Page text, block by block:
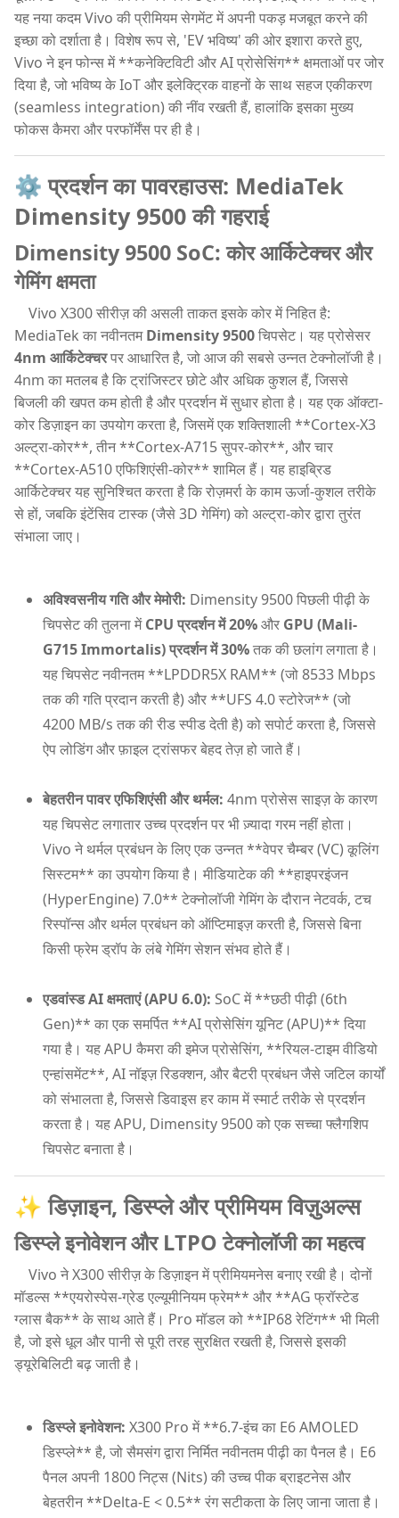
यह नया कदम Vivo की प्रीमियम सेगमेंट में अपनी पकड़ मजबूत करने की
इच्छा को दर्शाता है। विशेष रूप से, 'EV भविष्य' की ओर इशारा करते हुए,
Vivo ने इन फोन्स में **कनेक्टिविटी और AI प्रोसेसिंग** क्षमताओं पर जोर
दिया है, जो भविष्य के IoT और इलेक्ट्रिक वाहनों के साथ सहज एकीकरण
(seamless integration) की नींव रखती हैं, हालांकि इसका मुख्य
फोकस कैमरा और परफॉर्मेंस पर ही है।
⚙️ प्रदर्शन का पावरहाउस: MediaTek
Dimensity 9500 की गहराई
Dimensity 9500 SoC: कोर आर्किटेक्चर और
गेमिंग क्षमता
Vivo X300 सीरीज़ की असली ताकत इसके कोर में निहित है:
MediaTek का नवीनतमDimensity 9500चिपसेट। यह प्रोसेसर
4nm आर्किटेक्चरपर आधारित है, जो आज की सबसे उन्नत टेक्नोलॉजी है।
4nm का मतलब है कि ट्रांजिस्टर छोटे और अधिक कुशल हैं, जिससे
बिजली की खपत कम होती है और प्रदर्शन में सुधार होता है। यह एक ऑक्टा-
कोर डिज़ाइन का उपयोग करता है, जिसमें एक शक्तिशाली **Cortex-X3
अल्ट्रा-कोर**, तीन **Cortex-A715 सुपर-कोर**, और चार
**Cortex-A510 एफिशिएंसी-कोर** शामिल हैं। यह हाइब्रिड
आर्किटेक्चर यह सुनिश्चित करता है कि रोज़मर्रा के काम ऊर्जा-कुशल तरीके
से हों, जबकि इंटेंसिव टास्क (जैसे 3D गेमिंग) को अल्ट्रा-कोर द्वारा तुरंत
संभाला जाए।
अविश्वसनीय गति और मेमोरी: Dimensity 9500 पिछली पीढ़ी के
चिपसेट की तुलना मेंCPU प्रदर्शन में 20%और GPU (Mali-
G715 Immortalis) प्रदर्शन में 30%तक की छलांग लगाता है।
यह चिपसेट नवीनतम **LPDDR5X RAM** (जो 8533 Mbps
तक की गति प्रदान करती है) और **UFS 4.0 स्टोरेज** (जो
4200 MB/s तक की रीड स्पीड देती है) को सपोर्ट करता है, जिससे
ऐप लोडिंग और फ़ाइल ट्रांसफर बेहद तेज़ हो जाते हैं।
बेहतरीन पावर एफिशिएंसी और थर्मल: 4nm प्रोसेस साइज़ के कारण
यह चिपसेट लगातार उच्च प्रदर्शन पर भी ज़्यादा गरम नहीं होता।
Vivo ने थर्मल प्रबंधन के लिए एक उन्नत **वेपर चैम्बर (VC) कूलिंग
सिस्टम** का उपयोग किया है। मीडियाटेक की **हाइपरइंजन
(HyperEngine) 7.0** टेक्नोलॉजी गेमिंग के दौरान नेटवर्क, टच
रिस्पॉन्स और थर्मल प्रबंधन को ऑप्टिमाइज़ करती है, जिससे बिना
किसी फ्रेम ड्रॉप के लंबे गेमिंग सेशन संभव होते हैं।
एडवांस्ड AI क्षमताएं (APU 6.0): SoC में **छठी पीढ़ी (6th
Gen)** का एक समर्पित **AI प्रोसेसिंग यूनिट (APU)** दिया
गया है। यह APU कैमरा की इमेज प्रोसेसिंग, **रियल-टाइम वीडियो
एन्हांसमेंट**, AI नॉइज़ रिडक्शन, और बैटरी प्रबंधन जैसे जटिल कार्यों
को संभालता है, जिससे डिवाइस हर काम में स्मार्ट तरीके से प्रदर्शन
करता है। यह APU, Dimensity 9500 को एक सच्चा फ्लैगशिप
चिपसेट बनाता है।
✨ डिज़ाइन, डिस्प्ले और प्रीमियम विज़ुअल्स
डिस्प्ले इनोवेशन और LTPO टेक्नोलॉजी का महत्व
Vivo ने X300 सीरीज़ के डिज़ाइन में प्रीमियमनेस बनाए रखी है। दोनों
मॉडल्स **एयरोस्पेस-ग्रेड एल्यूमीनियम फ्रेम** और **AG फ्रॉस्टेड
ग्लास बैक** के साथ आते हैं। Pro मॉडल को **IP68 रेटिंग** भी मिली
है, जो इसे धूल और पानी से पूरी तरह सुरक्षित रखती है, जिससे इसकी
ड्यूरेबिलिटी बढ़ जाती है।
डिस्प्ले इनोवेशन: X300 Pro में **6.7-इंच का E6 AMOLED
डिस्प्ले** है, जो सैमसंग द्वारा निर्मित नवीनतम पीढ़ी का पैनल है। E6
पैनल अपनी 1800 निट्स (Nits) की उच्च पीक ब्राइटनेस और
बेहतरीन **Delta-E < 0.5** रंग सटीकता के लिए जाना जाता है।